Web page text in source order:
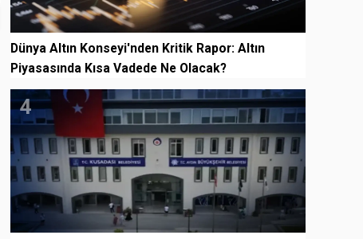
Dünya Altın Konseyi'nden Kritik Rapor: Altın
Piyasasında Kısa Vadede Ne Olacak?
4